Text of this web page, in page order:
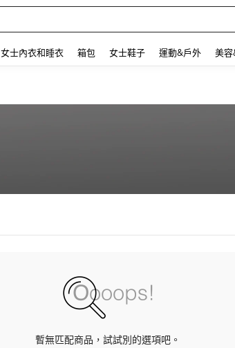
女士內衣和睡衣 箱包 女士鞋子 運動&戶外 美容
暫無匹配商品，試試別的選項吧。